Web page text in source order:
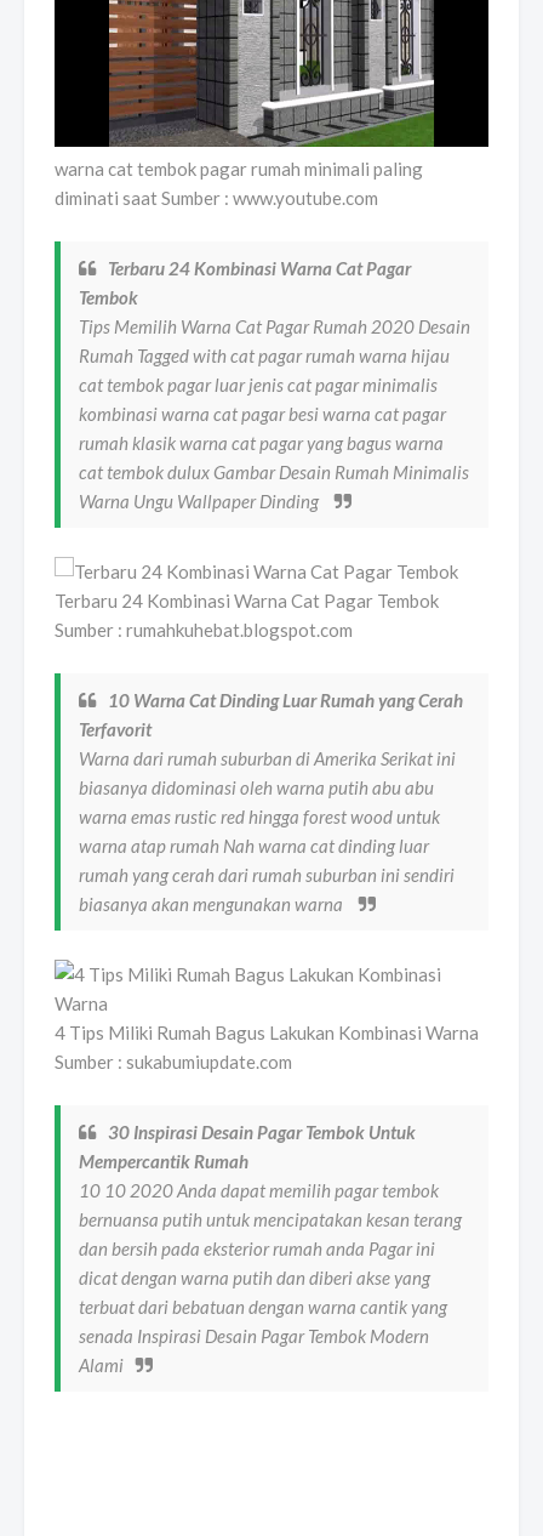
warna cat tembok pagar rumah minimali paling
diminati saat Sumber : www.youtube.com
Terbaru 24 Kombinasi Warna Cat Pagar
Tembok
Tips Memilih Warna Cat Pagar Rumah 2020 Desain
Rumah Tagged with cat pagar rumah warna hijau
cat tembok pagar luar jenis cat pagar minimalis
kombinasi warna cat pagar besi warna cat pagar
rumah klasik warna cat pagar yang bagus warna
cat tembok dulux Gambar Desain Rumah Minimalis
Warna Ungu Wallpaper Dinding
Terbaru 24 Kombinasi Warna Cat Pagar Tembok
Sumber : rumahkuhebat.blogspot.com
10 Warna Cat Dinding Luar Rumah yang Cerah
Terfavorit
Warna dari rumah suburban di Amerika Serikat ini
biasanya didominasi oleh warna putih abu abu
warna emas rustic red hingga forest wood untuk
warna atap rumah Nah warna cat dinding luar
rumah yang cerah dari rumah suburban ini sendiri
biasanya akan mengunakan warna
4 Tips Miliki Rumah Bagus Lakukan Kombinasi Warna
Sumber : sukabumiupdate.com
30 Inspirasi Desain Pagar Tembok Untuk
Mempercantik Rumah
10 10 2020 Anda dapat memilih pagar tembok
bernuansa putih untuk mencipatakan kesan terang
dan bersih pada eksterior rumah anda Pagar ini
dicat dengan warna putih dan diberi akse yang
terbuat dari bebatuan dengan warna cantik yang
senada Inspirasi Desain Pagar Tembok Modern
Alami